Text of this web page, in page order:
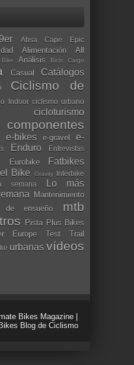
Absa Cape Epic
Alimentación
All
Análisis Bicis Cargo
Casual Catálogos
Ciclismo de
Indoor ciclismo urbano
cicloturismo
componentes
e-bikes e-gravel
e-
Enduro Entrevistas
Eurobike Fatbikes
Bike Gravity Interbike
Lo más
Mantenimiento
de ensueño mtb
Pista Plus Bikes
Europe Test Trail
urbanas vídeos
Bikes Magazine|
Blog de Ciclismo